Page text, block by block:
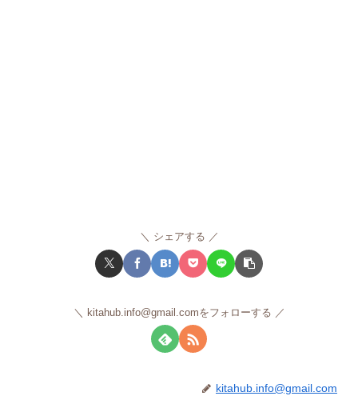
シェアする
kitahub.info@gmail.comをフォローする
kitahub.info@gmail.com